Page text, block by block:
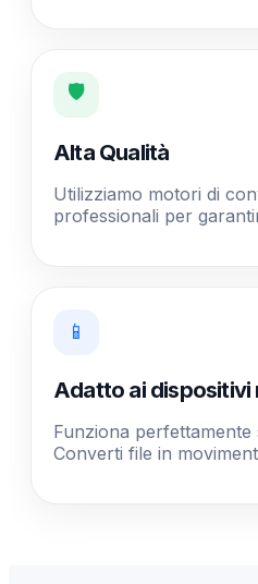
🛡️
Alta Qualità
Utilizziamo motori di
professionali per
📱
Adatto ai dispositivi
Funziona
Converti file in